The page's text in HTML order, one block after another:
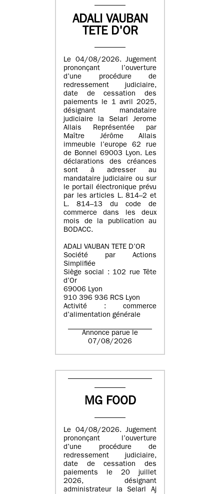
ADALI VAUBAN
TETE D'OR
Le 04/08/2026. Jugement
prononçant l’ouverture
d’une procédure de
redressement judiciaire,
date de cessation des
paiements le 1 avril 2025,
désignant mandataire
judiciaire la Selarl Jerome
Allais Représentée par
Maître Jérôme Allais
immeuble l’europe 62 rue
de Bonnel 69003 Lyon. Les
déclarations des créances
sont à adresser au
mandataire judiciaire ou sur
le portail électronique prévu
par les articles L. 814–2 et
L. 814–13 du code de
commerce dans les deux
mois de la publication au
BODACC.
ADALI VAUBAN TETE D’OR
Société par Actions
Simplifiée
Siège social : 102 rue Tête
d’Or
69006 Lyon
910 396 936 RCS Lyon
Activité : commerce
d’alimentation générale
Annonce parue le
07/08/2026
MG FOOD
Le 04/08/2026. Jugement
prononçant l’ouverture
d’une procédure de
redressement judiciaire,
date de cessation des
paiements le 20 juillet
2026, désignant
administrateur la Selarl Aj